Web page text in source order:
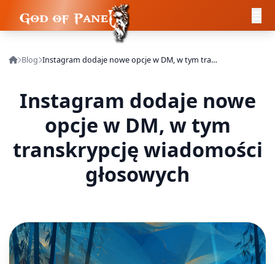
Blog Instagram dodaje nowe opcje w DM, w tym transkrypcję wiadomości głosowych
Instagram dodaje nowe
opcje w DM, w tym
transkrypcję wiadomości
głosowych